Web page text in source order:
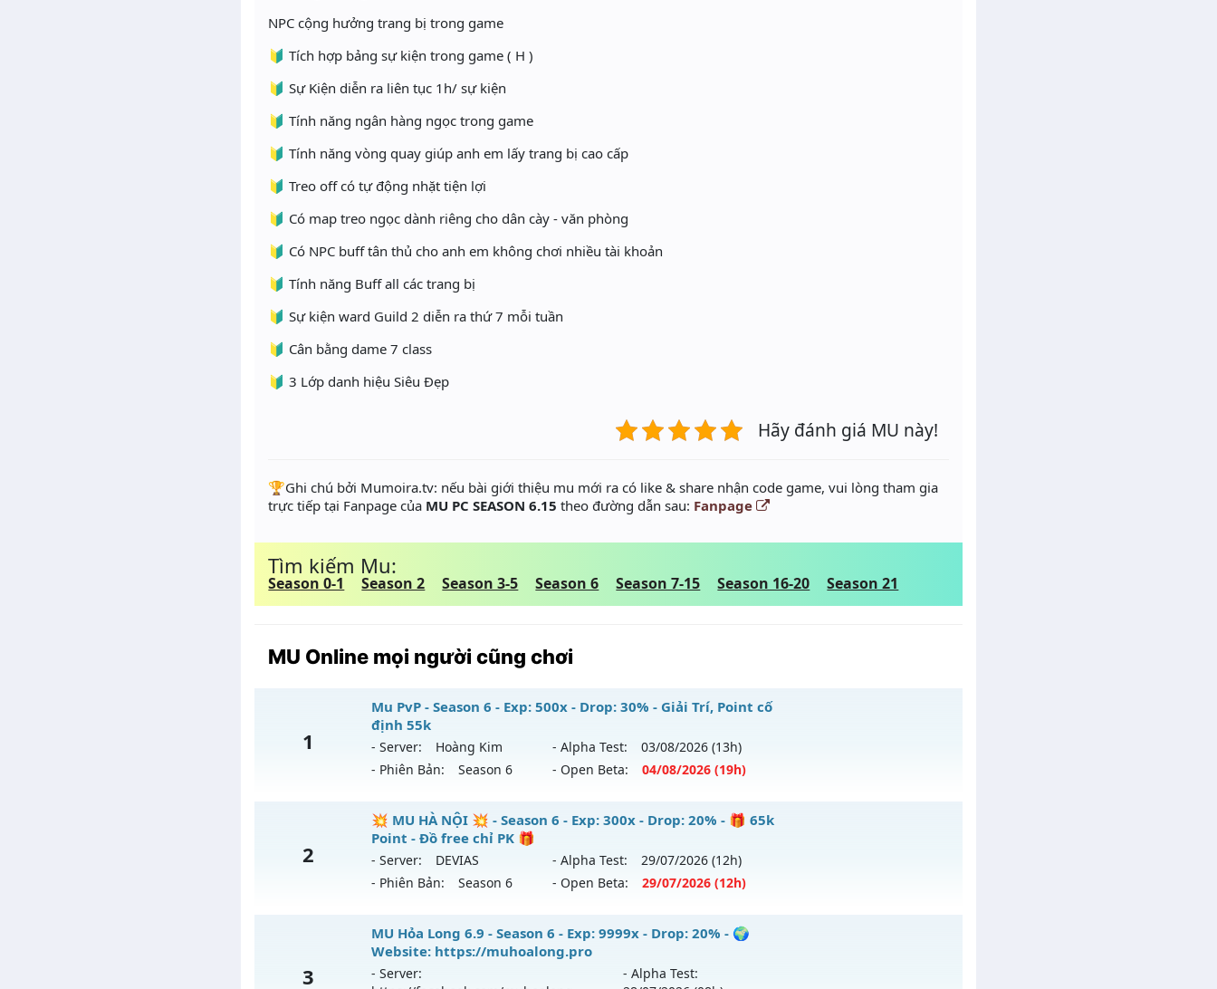
NPC cộng hưởng trang bị trong game
🔰 Tích hợp bảng sự kiện trong game ( H )
🔰 Sự Kiện diễn ra liên tục 1h/ sự kiện
🔰 Tính năng ngân hàng ngọc trong game
🔰 Tính năng vòng quay giúp anh em lấy trang bị cao cấp
🔰 Treo off có tự động nhặt tiện lợi
🔰 Có map treo ngọc dành riêng cho dân cày - văn phòng
🔰 Có NPC buff tân thủ cho anh em không chơi nhiều tài khoản
🔰 Tính năng Buff all các trang bị
🔰 Sự kiện ward Guild 2 diễn ra thứ 7 mỗi tuần
🔰 Cân bằng dame 7 class
🔰 3 Lớp danh hiệu Siêu Đẹp
Hãy đánh giá MU này!
️🏆Ghi chú bởi Mumoira.tv: nếu bài giới thiệu mu mới ra có like & share nhận code game, vui lòng tham gia
trực tiếp tại Fanpage của MU PC SEASON 6.15 theo đường dẫn sau: Fanpage
Tìm kiếm Mu:
Season 0-1 Season 2 Season 3-5 Season 6 Season 7-15 Season 16-20 Season 21
MU Online mọi người cũng chơi
1
Mu PvP - Season 6 - Exp: 500x - Drop: 30% - Giải Trí, Point cố
định 55k
- Server: Hoàng Kim - Alpha Test: 03/08/2026 (13h)
- Phiên Bản:
Season 6 - Open Beta: 04/08/2026 (19h)
Mu PvP - Giải Trí, Point cố định 55k
Mu mới ra tháng 08 2026 - Mở máy chủHoàng Kim
Exp: 500x - Drop: 30%
Thể loại: Mu Nguyên bản Webzen
Antihack: Anti Vip bắt hack tuyệt đối
2
💥 MU HÀ NỘI 💥 - Season 6 - Exp: 300x - Drop: 20% - 🎁 65k
Point - Đồ free chỉ PK 🎁
- Server: DEVIAS - Alpha Test: 29/07/2026 (12h)
- Phiên Bản:
Season 6 - Open Beta: 29/07/2026 (12h)
💥 MU HÀ NỘI 💥 - 🎁 65k Point - Đồ free chỉ PK 🎁
Mu mới ra tháng 07 2026 - Mở máy chủ
DEVIAS
3
MU Hỏa Long 6.9 - Season 6 - Exp: 9999x - Drop: 20% - 🌍
Website: https://muhoalong.pro
- Server:
- Alpha Test: